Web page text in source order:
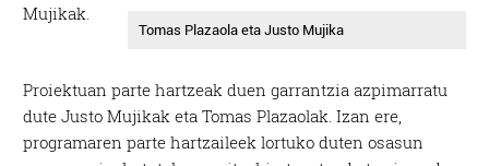
Mujikak.
Tomas Plazaola eta Justo Mujika
Proiektuan parte hartzeak duen garrantzia azpimarratu
dute Justo Mujikak eta Tomas Plazaolak. Izan ere,
programaren parte hartzaileek lortuko duten osasun